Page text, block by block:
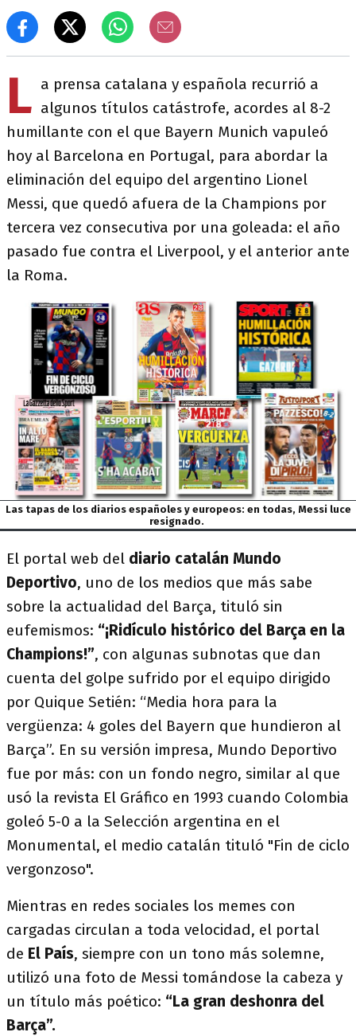
L a prensa catalana y española recurrió a
algunos títulos catástrofe, acordes al 8-2
humillante con el que Bayern Munich vapuleó
hoy al Barcelona en Portugal, para abordar la
eliminación del equipo del argentino Lionel
Messi, que quedó afuera de la Champions por
tercera vez consecutiva por una goleada: el año
pasado fue contra el Liverpool, y el anterior ante
la Roma.
Las tapas de los diarios españoles y europeos: en todas, Messi luce
resignado.
El portal web del diario catalán Mundo
Deportivo, uno de los medios que más sabe
sobre la actualidad del Barça, tituló sin
eufemismos: “¡Ridículo histórico del Barça en la
Champions!”, con algunas subnotas que dan
cuenta del golpe sufrido por el equipo dirigido
por Quique Setién: “Media hora para la
vergüenza: 4 goles del Bayern que hundieron al
Barça”. En su versión impresa, Mundo Deportivo
fue por más: con un fondo negro, similar al que
usó la revista El Gráfico en 1993 cuando Colombia
goleó 5-0 a la Selección argentina en el
Monumental, el medio catalán tituló "Fin de ciclo
vergonzoso".
Mientras en redes sociales los memes con
cargadas circulan a toda velocidad, el portal
de El País, siempre con un tono más solemne,
utilizó una foto de Messi tomándose la cabeza y
un título más poético: “La gran deshonra del
Barça”.